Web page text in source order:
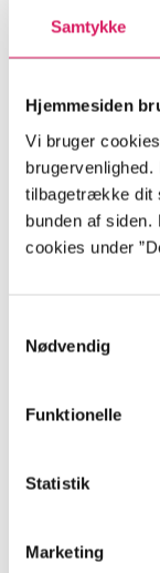
Samtykke
Hjemmesiden
Vi bruger
tilbagetrække dit
bunden af
cookies under
Nødvendig
Funktionelle
Statistik
Marketing
bruger IKKE,
Brug fx
At søge på
At
Søgekoder
hvad du præcist
Bruger du
det søgesprog,
Language).